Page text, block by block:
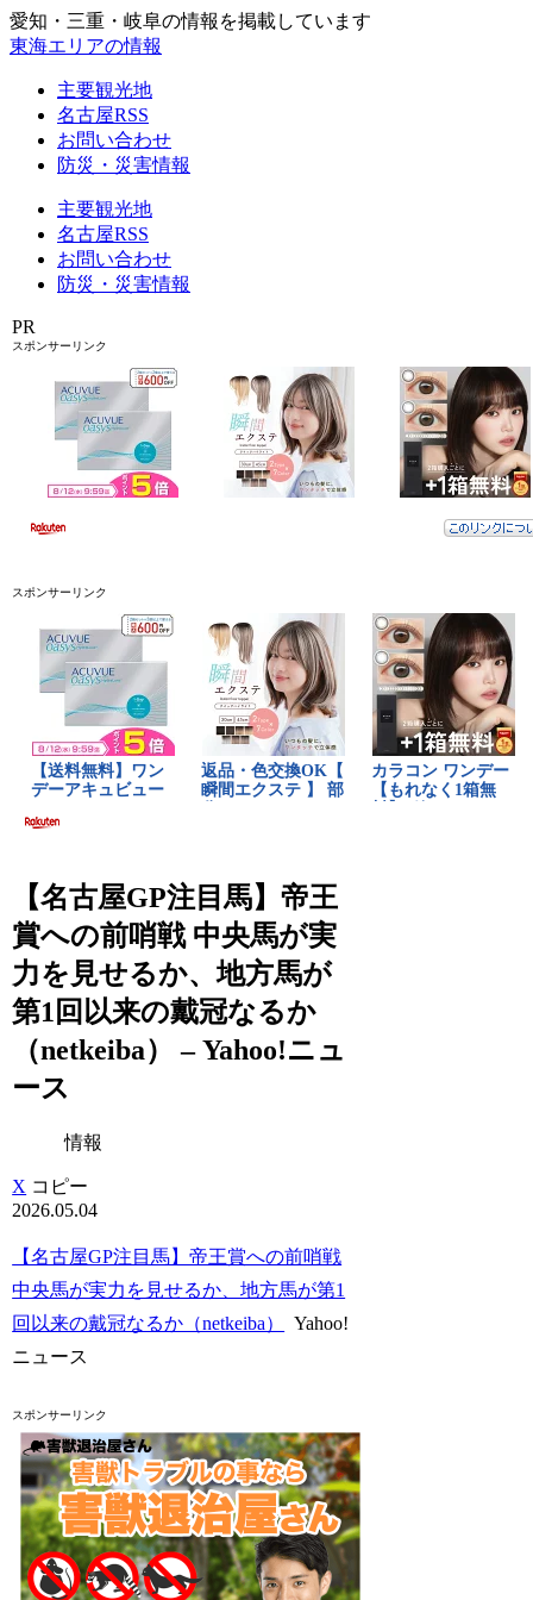
愛知・三重・岐阜の情報を掲載しています
東海エリアの情報
主要観光地
名古屋RSS
お問い合わせ
防災・災害情報
主要観光地
名古屋RSS
お問い合わせ
防災・災害情報
PR
スポンサーリンク
スポンサーリンク
【名古屋GP注目馬】帝王
賞への前哨戦 中央馬が実
力を見せるか、地方馬が
第1回以来の戴冠なるか
（netkeiba） – Yahoo!ニュ
ース
情報
X コピー
2026.05.04
【名古屋GP注目馬】帝王賞への前哨戦
中央馬が実力を見せるか、地方馬が第1
回以来の戴冠なるか（netkeiba）
Yahoo!
ニュース
スポンサーリンク